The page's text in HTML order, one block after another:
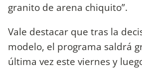
granito de arena chiquito”.
Vale destacar que tras la
modelo, el programa saldrá
última vez este viernes y